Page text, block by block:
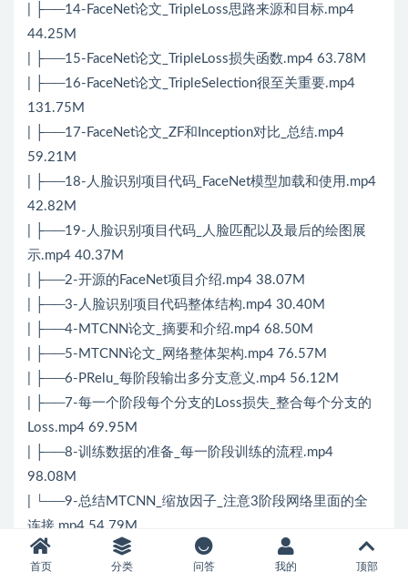
| ├──14-FaceNet论文_TripleLoss思路来源和目标.mp4
44.25M
| ├──15-FaceNet论文_TripleLoss损失函数.mp4 63.78M
| ├──16-FaceNet论文_TripleSelection很至关重要.mp4
131.75M
| ├──17-FaceNet论文_ZF和Inception对比_总结.mp4
59.21M
| ├──18-人脸识别项目代码_FaceNet模型加载和使用.mp4
42.82M
| ├──19-人脸识别项目代码_人脸匹配以及最后的绘图展
示.mp4 40.37M
| ├──2-开源的FaceNet项目介绍.mp4 38.07M
| ├──3-人脸识别项目代码整体结构.mp4 30.40M
| ├──4-MTCNN论文_摘要和介绍.mp4 68.50M
| ├──5-MTCNN论文_网络整体架构.mp4 76.57M
| ├──6-PRelu_每阶段输出多分支意义.mp4 56.12M
| ├──7-每一个阶段每个分支的Loss损失_整合每个分支的
Loss.mp4 69.95M
| ├──8-训练数据的准备_每一阶段训练的流程.mp4
98.08M
| └──9-总结MTCNN_缩放因子_注意3阶段网络里面的全
连接.mp4 54.79M
├──19–深度学习-NLP自然语言处理原理和进阶
| ├──1–词向量与词嵌入
首页 分类 问答 我的 顶部